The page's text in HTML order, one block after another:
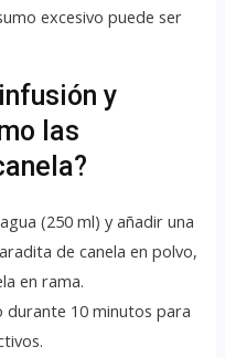
excesivo puede ser
y
las
(250 ml) y añadir una
de canela en polvo,
en rama.
durante 10 minutos para